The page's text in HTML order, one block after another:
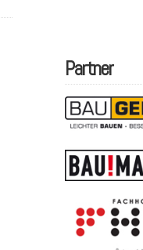
Partner